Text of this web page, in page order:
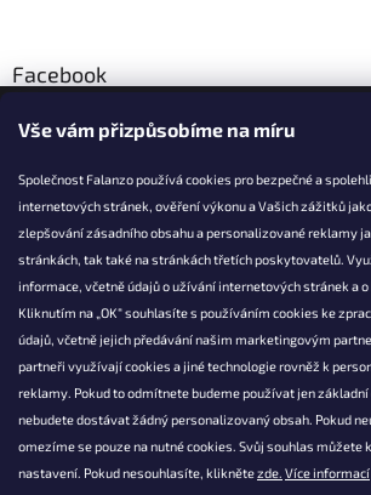
Vše vám přizpůsobíme na míru
Společnost Falanzo používá cookies pro bezpečné a
internetových stránek, ověření výkonu a Vašich zážitků
zlepšování zásadního obsahu a personalizované reklamy
stránkách, tak také na stránkách třetích poskytovatelů.
informace, včetně údajů o užívání internetových stránek a
Kliknutím na „OK“ souhlasíte s používáním cookies ke
údajů, včetně jejich předávání našim marketingovým
partneři využívají cookies a jiné technologie rovněž k
reklamy. Pokud to odmítnete budeme používat jen základní
nebudete dostávat žádný personalizovaný obsah. Pokud
omezíme se pouze na nutné cookies. Svůj souhlas můžete
nastavení. Pokud nesouhlasíte, kliknětezde. Více informací
Facebook
KONTAKT
info@falanzo.cz
Falanzo.cz
FalanzoCZ